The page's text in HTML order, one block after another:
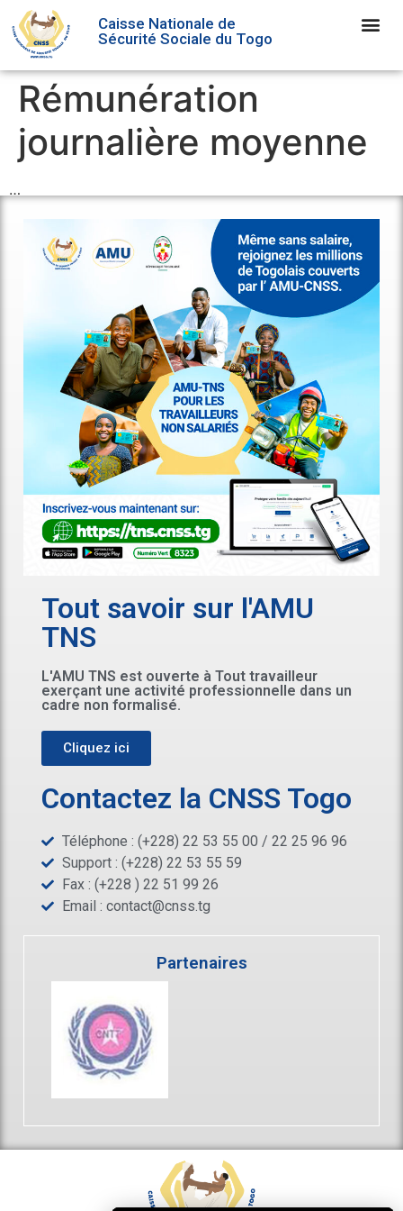
Caisse Nationale de
Sécurité Sociale du Togo
Rémunération
journalière moyenne
…
Tout savoir sur l'AMU
TNS
L'AMU TNS est ouverte à Tout travailleur
exerçant une activité professionnelle dans un
cadre non formalisé.
Cliquez ici
Contactez la CNSS Togo
Téléphone : (+228) 22 53 55 00 / 22 25 96 96
Support : (+228) 22 53 55 59
Fax : (+228 ) 22 51 99 26
Email : contact@cnss.tg
Partenaires